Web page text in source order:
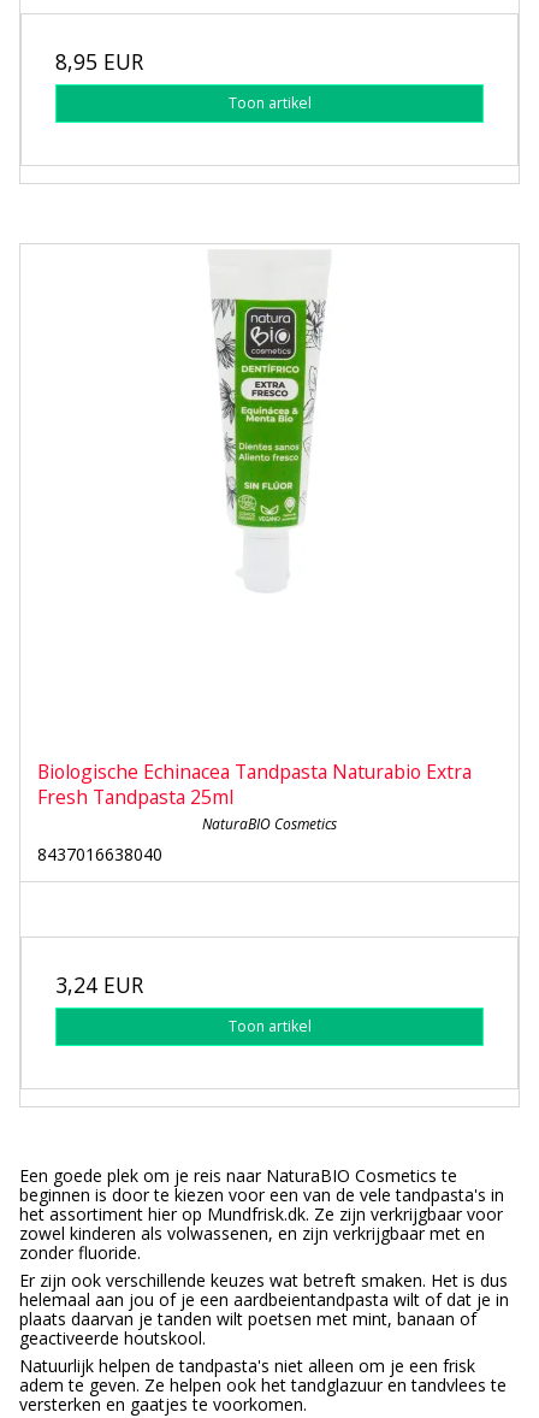
8,95 EUR
Toon artikel
Biologische Echinacea Tandpasta Naturabio Extra
Fresh Tandpasta 25ml
NaturaBIO Cosmetics
8437016638040
3,24 EUR
Toon artikel
Een goede plek om je reis naar NaturaBIO Cosmetics te
beginnen is door te kiezen voor een van de vele tandpasta's in
het assortiment hier op Mundfrisk.dk. Ze zijn verkrijgbaar voor
zowel kinderen als volwassenen, en zijn verkrijgbaar met en
zonder fluoride.
Er zijn ook verschillende keuzes wat betreft smaken. Het is dus
helemaal aan jou of je een aardbeientandpasta wilt of dat je in
plaats daarvan je tanden wilt poetsen met mint, banaan of
geactiveerde houtskool.
Natuurlijk helpen de tandpasta's niet alleen om je een frisk
adem te geven. Ze helpen ook het tandglazuur en tandvlees te
versterken en gaatjes te voorkomen.